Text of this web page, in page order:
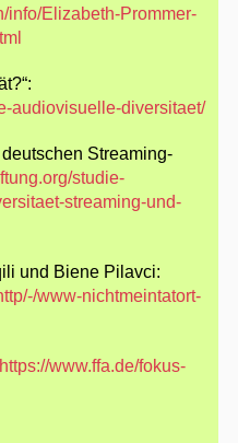
info/Elizabeth-Prommer-
audiovisuelle-diversitaet/
Streaming-
studie-
streaming-und-
und Biene Pilavci:
www-nichtmeintatort-
https://www.ffa.de/fokus-